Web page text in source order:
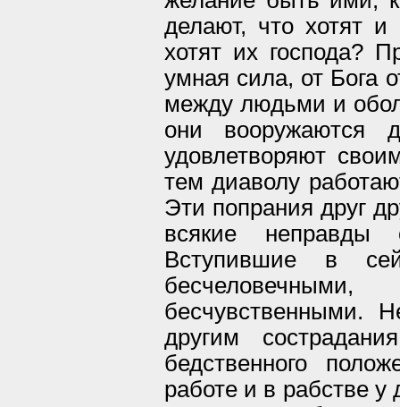
делают, что хотят
хотят их господа?
умная сила, от Бога
между людьми и
они вооружаются
удовлетворяют
тем диаволу
Эти попрания друг
всякие неправды
Вступившие в
бесчувственными.
другим
бедственного
работе и в рабстве у